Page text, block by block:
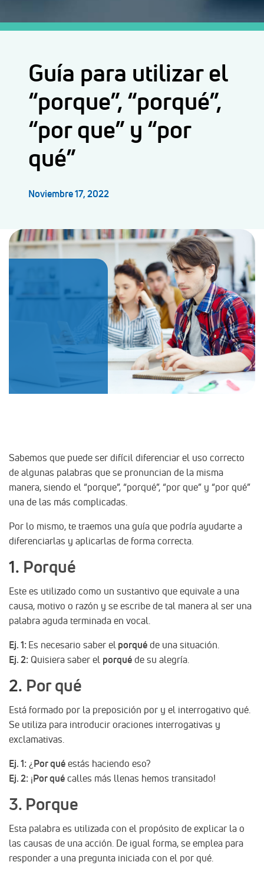
Guía para utilizar el
“porque”, “porqué”,
“por que” y “por
qué”
Noviembre 17, 2022
Sabemos que puede ser difícil diferenciar el uso correcto
de algunas palabras que se pronuncian de la misma
manera, siendo el “porque”, “porqué”, “por que” y “por qué”
una de las más complicadas.
Por lo mismo, te traemos una guía que podría ayudarte a
diferenciarlas y aplicarlas de forma correcta.
1. Porqué
Este es utilizado como un sustantivo que equivale a una
causa, motivo o razón y se escribe de tal manera al ser una
palabra aguda terminada en vocal.
Ej. 1: Es necesario saber el porqué de una situación.
Ej. 2: Quisiera saber el porqué de su alegría.
2. Por qué
Está formado por la preposición por y el interrogativo qué.
Se utiliza para introducir oraciones interrogativas y
exclamativas.
Ej. 1: ¿ Por qué estás haciendo eso?
Ej. 2: ¡Por qué calles más llenas hemos transitado!
3. Porque
Esta palabra es utilizada con el propósito de explicar la o
las causas de una acción. De igual forma, se emplea para
responder a una pregunta iniciada con el por qué.